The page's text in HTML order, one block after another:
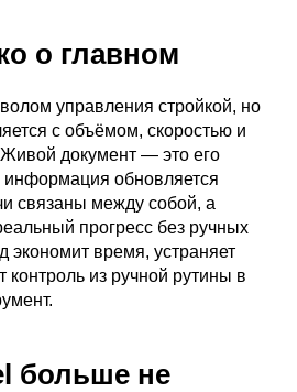
о главном
управления стройкой, но
с объёмом, скоростью и
документ — это его
обновляется
связаны между собой, а
прогресс без ручных
экономит время, устраняет
из ручной рутины в
больше не